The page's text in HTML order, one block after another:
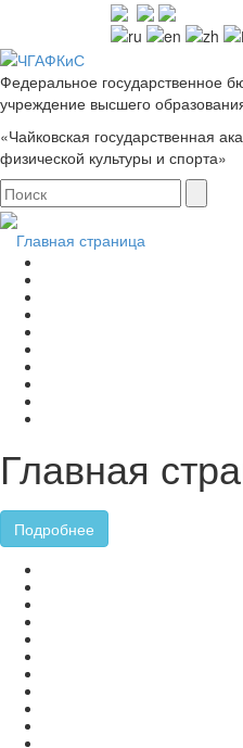
Федеральное государственное
учреждение высшего
«Чайковская государственная
физической культуры и спорта»
Главная страница
Главная
Подробнее